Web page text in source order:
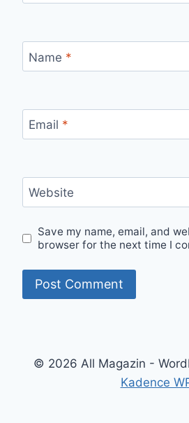
Name *
Email *
Website
Save my name, email, and
browser for the next time I
© 2026 All Magazin -
Kadence